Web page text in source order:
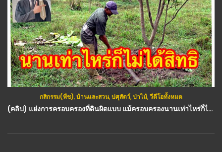
กสิกรรม(พืช),บ้านและสวน,ปศุสัตว์,ป่าไม้,วีดีโอทั้งหมด
(คลิป) แย่งการครอบครองที่ดินผิดแบบ​ แม้ครอบครองนานเท่าไหร่ก็ไม่มีทางได้สิทธิ : วีดีโอ เกษตร